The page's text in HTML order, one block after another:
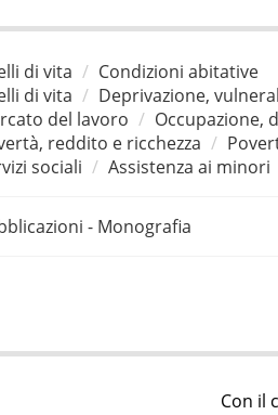
di vita
Condizioni abitative
di vita
Deprivazione,
del lavoro
Occupazione,
reddito e ricchezza
sociali
Assistenza ai minori
- Monografia
Con il